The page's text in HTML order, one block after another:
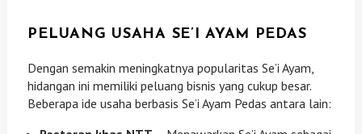
PELUANG USAHA SE’I AYAM PEDAS
Dengan semakin meningkatnya popularitas Se’i Ayam,
hidangan ini memiliki peluang bisnis yang cukup besar.
Beberapa ide usaha berbasis Se’i Ayam Pedas antara lain: